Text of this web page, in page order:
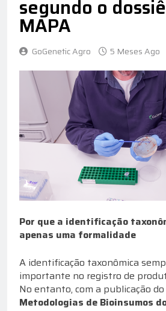
segundo o
MAPA
GoGenetic Agro 5 Meses Ago
Por que a identificação
apenas uma formalidade
A identificação taxonômica
importante no registro de
No entanto, com a publicação do
Metodologias de Bioinsumos